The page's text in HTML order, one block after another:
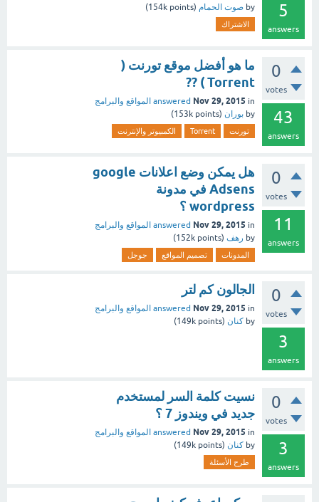
5
answers
by صوت الحمام (
154k points)
الاشتراك
0
votes
43
answers
ما هو أفضل موقع تورنت (
Torrent ) ??
answered Nov 29, 2015 in
المواقع والبرامج
by بوران (
153k points)
تورنت Torrent‏ الكمبيوتر والإنترنت
0
votes
11
answers
هل يمكن وضع اعلانات google
Adsens في مدونة
wordpress ؟
answered Nov 29, 2015 in
المواقع والبرامج
by رهف (
152k points)
المدونات تصميم المواقع جوجل
0
votes
3
answers
الجالون كم لتر
answered Nov 29, 2015 in
المواقع والبرامج
by كنان (
149k points)
0
votes
3
answers
نسيت كلمة السر لمستخدم
جديد في ويندوز 7 ؟
answered Nov 29, 2015 in
المواقع والبرامج
by كنان (
149k points)
طرح الأسئلة